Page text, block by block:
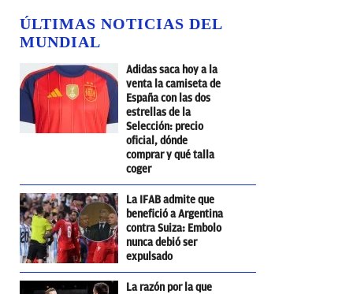
ÚLTIMAS NOTICIAS DEL
MUNDIAL
Adidas saca hoy a la
venta la camiseta de
España con las dos
estrellas de la
Selección: precio
oficial, dónde
comprar y qué talla
coger
La IFAB admite que
benefició a Argentina
contra Suiza: Embolo
nunca debió ser
expulsado
La razón por la que